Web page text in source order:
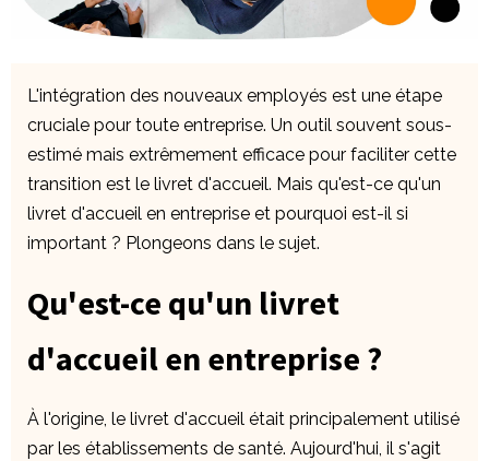
L'intégration des nouveaux employés est une étape
cruciale pour toute entreprise. Un outil souvent sous-
estimé mais extrêmement efficace pour faciliter cette
transition est le livret d'accueil. Mais qu'est-ce qu'un
livret d'accueil en entreprise et pourquoi est-il si
important ? Plongeons dans le sujet.
Qu'est-ce qu'un livret
d'accueil en entreprise ?
À l'origine, le livret d'accueil était principalement utilisé
par les établissements de santé. Aujourd'hui, il s'agit